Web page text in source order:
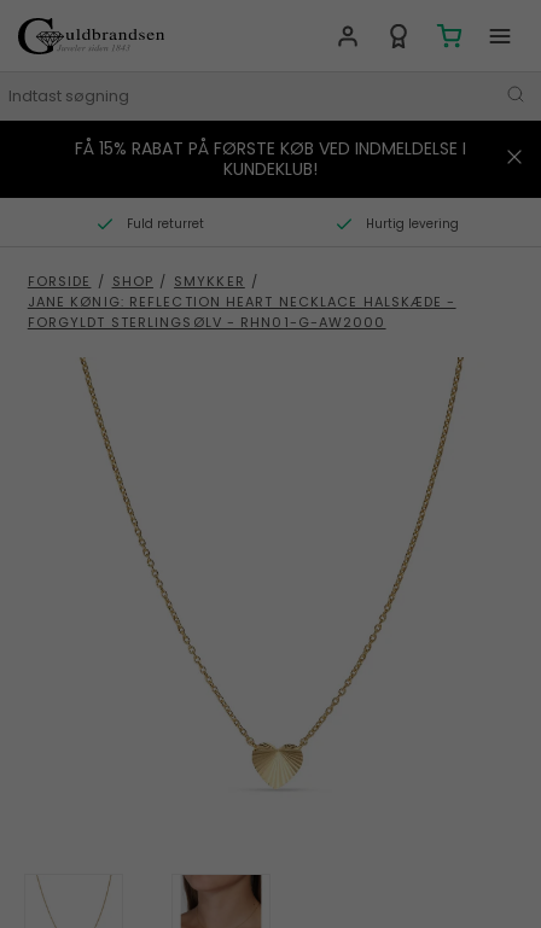
MÆRKER
SMYKKER
BOLIG
GAVER
STORIES
KONTAKT OS
FÅ 15% RABAT PÅ FØRSTE KØB VED INDMELDELSE I
KUNDEKLUB!
Fuld returret Hurtig levering
FORSIDE / SHOP / SMYKKER /
JANE KØNIG: REFLECTION HEART NECKLACE HALSKÆDE -
FORGYLDT STERLINGSØLV - RHN01-G-AW2000